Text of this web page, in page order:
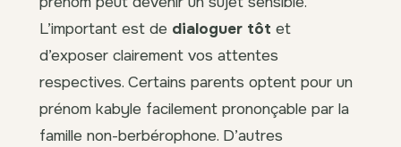
L’important est de dialoguer tôt et
d’exposer clairement vos attentes
respectives. Certains parents optent pour un
prénom kabyle facilement prononçable par la
famille non-berbérophone. D’autres